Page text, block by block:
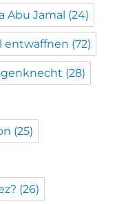
Abu Jamal (24)
entwaffnen (72)
(28)
(25)
(26)